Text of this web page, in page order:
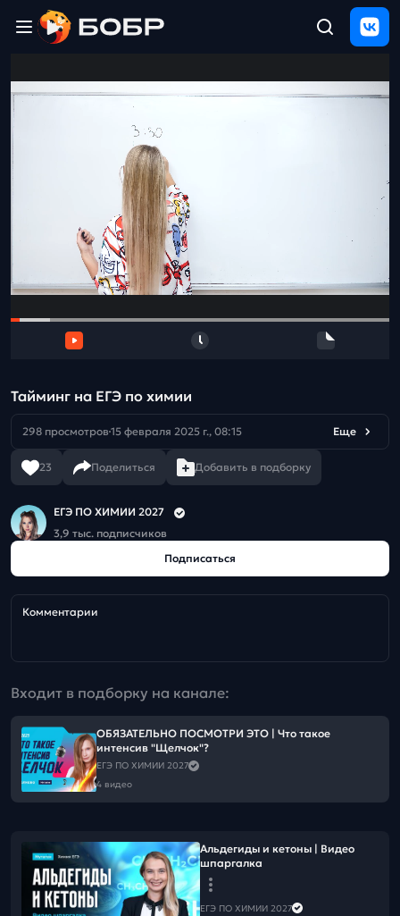
ЩЕЛЧОК
2026
Проверка
сочинений
и
Тайминг на ЕГЭ по химии
298 просмотров 15 февраля 2025 г., 08:15 Еще
23 Поделиться Добавить в подборку
ЕГЭ ПО ХИМИИ 2027
3,9 тыс. подписчиков
Подписаться
Комментарии
Входит в подборку на канале:
ОБЯЗАТЕЛЬНО ПОСМОТРИ ЭТО | Что такое
интенсив "Щелчок"?
ЕГЭ ПО ХИМИИ 2027
4 видео
Альдегиды и кетоны | Видео
шпаргалка
ЕГЭ ПО ХИМИИ 2027